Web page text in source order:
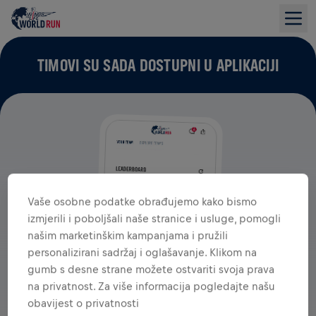
TIMOVI SU SADA DOSTUPNI U APLIKACIJI
Vaše osobne podatke obrađujemo kako bismo
izmjerili i poboljšali naše stranice i usluge, pomogli
našim marketinškim kampanjama i pružili
personalizirani sadržaj i oglašavanje. Klikom na
gumb s desne strane možete ostvariti svoja prava
na privatnost. Za više informacija pogledajte našu
obavijest o privatnosti